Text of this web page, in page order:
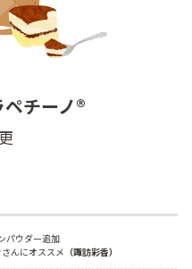
チーノ®
パウダー追加
んにオススメ （諏訪彩香）